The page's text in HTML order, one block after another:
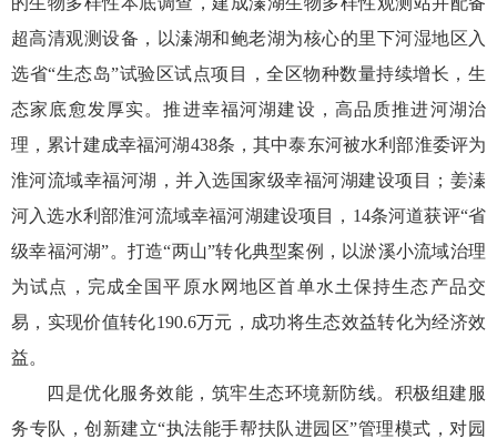
超高清观测设备，以溱湖和鲍老湖为核心的里下河湿地区入
选省“生态岛”试验区试点项目，全区物种数量持续增长，生
态家底愈发厚实。推进幸福河湖建设，高品质推进河湖治
理，累计建成幸福河湖438条，其中泰东河被水利部淮委评为
淮河流域幸福河湖，并入选国家级幸福河湖建设项目；姜溱
河入选水利部淮河流域幸福河湖建设项目，14条河道获评“省
级幸福河湖”。打造“两山”转化典型案例，以淤溪小流域治理
为试点，完成全国平原水网地区首单水土保持生态产品交
易，实现价值转化190.6万元，成功将生态效益转化为经济效
益。
四是优化服务效能，筑牢生态环境新防线。积极组建服
务专队，创新建立“执法能手帮扶队进园区”管理模式，对园